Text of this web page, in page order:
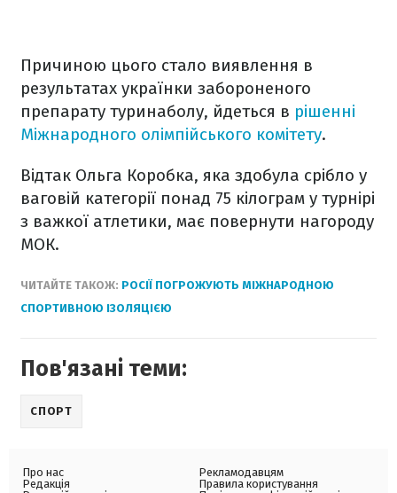
Причиною цього стало виявлення в
результатах українки забороненого
препарату туринаболу, йдеться в рішенні
Міжнародного олімпійського комітету.
Відтак Ольга Коробка, яка здобула срібло у
ваговій категорії понад 75 кілограм у турнірі
з важкої атлетики, має повернути нагороду
МОК.
ЧИТАЙТЕ ТАКОЖ: РОСІЇ ПОГРОЖУЮТЬ МІЖНАРОДНОЮ
СПОРТИВНОЮ ІЗОЛЯЦІЄЮ
Пов'язані теми:
СПОРТ
Про нас
Редакція
Рекламодавцям
Правила користування